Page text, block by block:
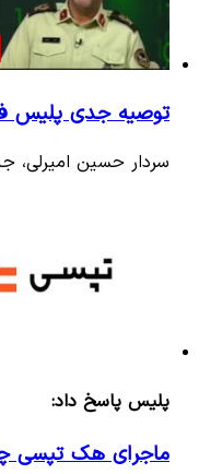
توصیه جدی پلیس
سردار حسین امیرلی،
پلیس پاسخ داد:
ماجرای هک تپسی